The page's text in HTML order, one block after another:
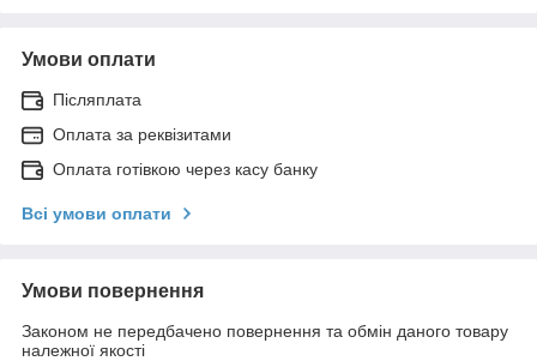
Умови оплати
Післяплата
Оплата за реквізитами
Оплата готівкою через касу банку
Всі умови оплати
Умови повернення
Законом не передбачено повернення та обмін даного товару
належної якості